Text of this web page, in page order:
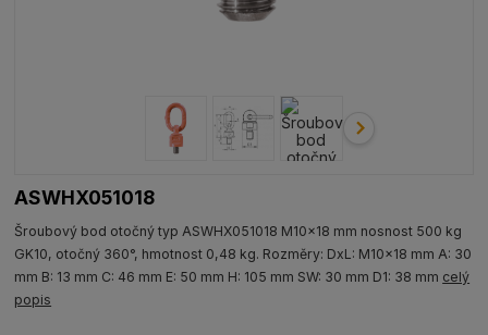
ASWHX051018
Šroubový bod otočný typ ASWHX051018 M10x18 mm nosnost 500 kg
GK10, otočný 360°, hmotnost 0,48 kg. Rozměry: DxL: M10x18 mm A: 30
mm B: 13 mm C: 46 mm E: 50 mm H: 105 mm SW: 30 mm D1: 38 mm celý
popis